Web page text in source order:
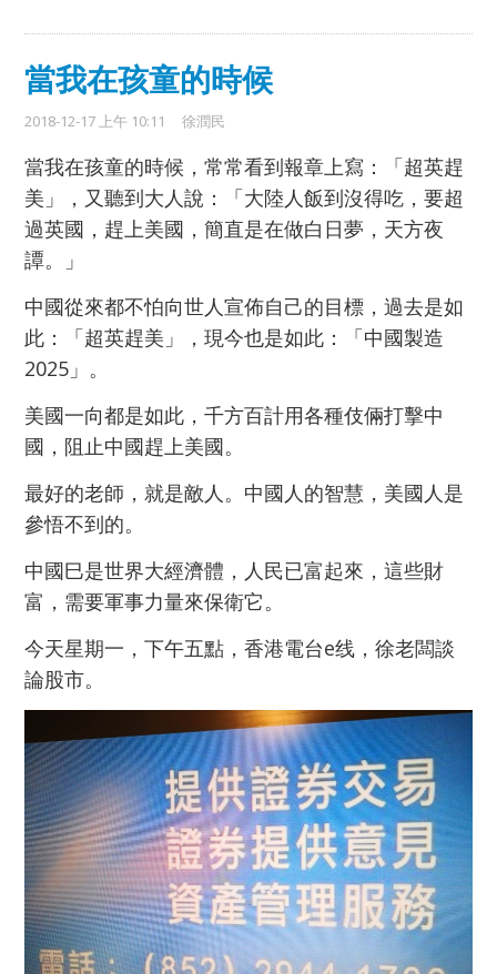
當我在孩童的時候
2018-12-17 上午 10:11 徐潤民
當我在孩童的時候，常常看到報章上寫：「超英趕
美」，又聽到大人說：「大陸人飯到沒得吃，要超
過英國，趕上美國，簡直是在做白日夢，天方夜
譚。」
中國從來都不怕向世人宣佈自己的目標，過去是如
此：「超英趕美」，現今也是如此：「中國製造
2025」。
美國一向都是如此，千方百計用各種伎倆打擊中
國，阻止中國趕上美國。
最好的老師，就是敵人。中國人的智慧，美國人是
參悟不到的。
中國巳是世界大經濟體，人民已富起來，這些財
富，需要軍事力量來保衛它。
今天星期一，下午五點，香港電台e线，徐老闆談
論股市。